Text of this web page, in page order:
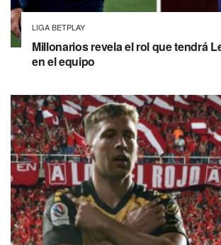
LIGA BETPLAY
Millonarios revela el rol que tendrá
en el equipo